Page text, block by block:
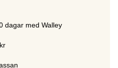
dagar med Walley